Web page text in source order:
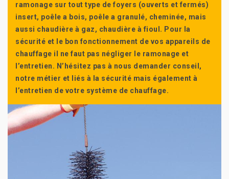
ramonage sur tout type de foyers (ouverts et fermés)
insert, poêle a bois, poêle a granulé, cheminée, mais
aussi chaudière à gaz, chaudière à fioul. Pour la
sécurité et le bon fonctionnement de vos appareils de
chauffage il ne faut pas négliger le ramonage et
l’entretien. N’hésitez pas à nous demander conseil,
notre métier et liés à la sécurité mais également à
l’entretien de votre système de chauffage.